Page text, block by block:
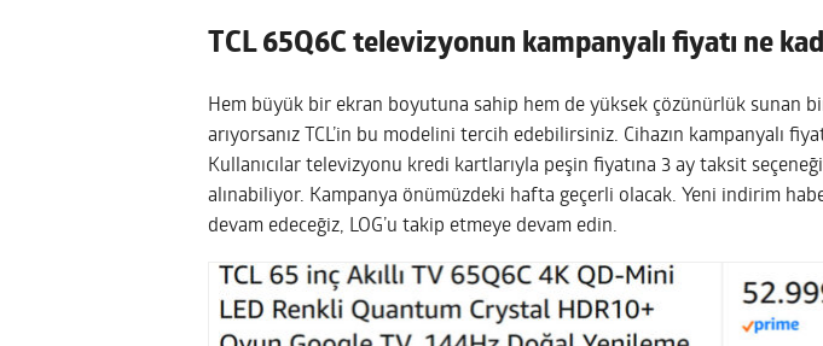
TCL 65Q6C televizyonun kampanyalı fiyatı ne
Hem büyük bir ekran boyutuna sahip hem de yüksek çözünürlük sunan
arıyorsanız TCL’in bu modelini tercih edebilirsiniz. Cihazın kampanyalı
Kullanıcılar televizyonu kredi kartlarıyla peşin fiyatına 3 ay taksit
alınabiliyor. Kampanya önümüzdeki hafta geçerli olacak. Yeni indirim
devam edeceğiz, LOG’u takip etmeye devam edin.